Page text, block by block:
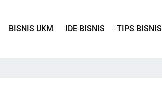
BISNIS UKM IDE BISNIS TIPS BISNIS